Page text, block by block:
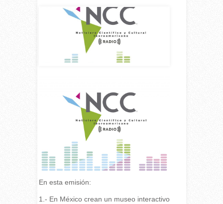
En esta emisión:
1.- En México crean un museo interactivo